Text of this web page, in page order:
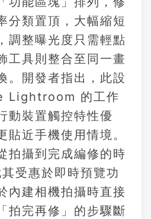
分類置頂，大幅縮短
調整曝光度只需輕點
工具則整合至同一畫
。開發者指出，此設
Lightroom 的工作
動裝置觸控特性優
貼近手機使用情境。
拍攝到完成編修的時
受惠於即時預覽功
建相機拍攝時直接
拍完再修」的步驟斷